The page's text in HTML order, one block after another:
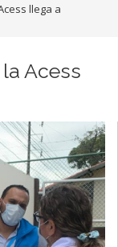
llega a
Acess